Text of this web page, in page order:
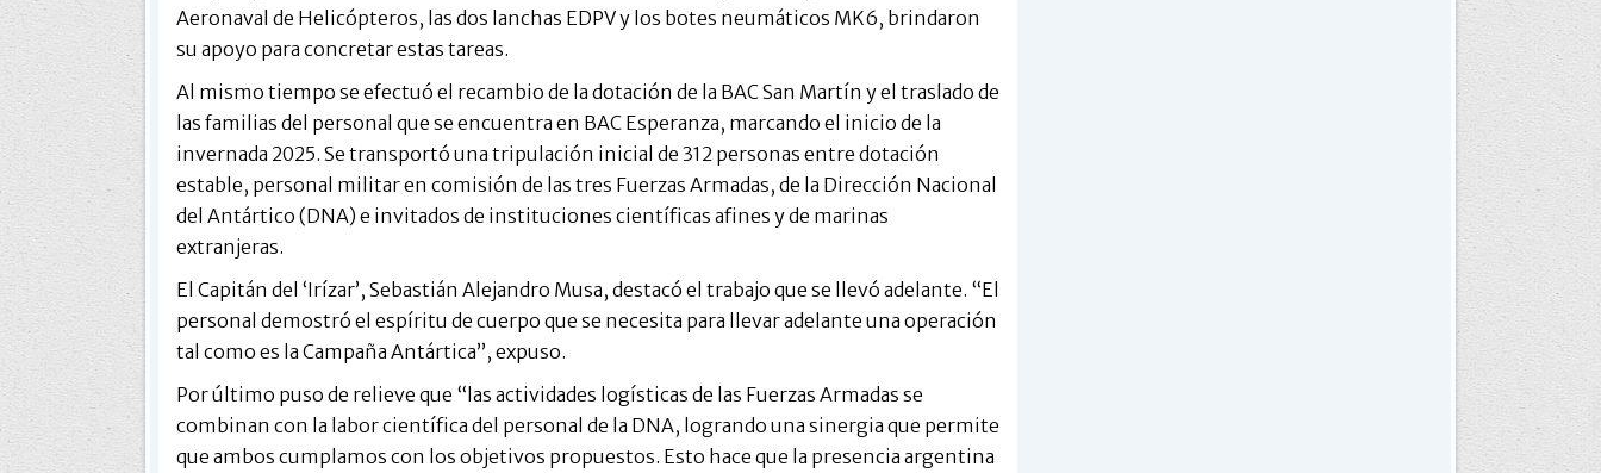
Aeronaval de Helicópteros, las dos lanchas EDPV y los botes neumáticos MK6, brindaron
su apoyo para concretar estas tareas.
Al mismo tiempo se efectuó el recambio de la dotación de la BAC San Martín y el traslado de
las familias del personal que se encuentra en BAC Esperanza, marcando el inicio de la
invernada 2025. Se transportó una tripulación inicial de 312 personas entre dotación
estable, personal militar en comisión de las tres Fuerzas Armadas, de la Dirección Nacional
del Antártico (DNA) e invitados de instituciones científicas afines y de marinas
extranjeras.
El Capitán del ‘Irízar’, Sebastián Alejandro Musa, destacó el trabajo que se llevó adelante. “El
personal demostró el espíritu de cuerpo que se necesita para llevar adelante una operación
tal como es la Campaña Antártica”, expuso.
Por último puso de relieve que “las actividades logísticas de las Fuerzas Armadas se
combinan con la labor científica del personal de la DNA, logrando una sinergia que permite
que ambos cumplamos con los objetivos propuestos. Esto hace que la presencia argentina